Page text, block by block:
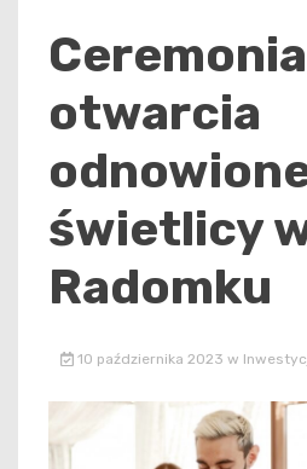
Ceremonia
otwarcia
świetlicy
Radomku
10 października 2023 w